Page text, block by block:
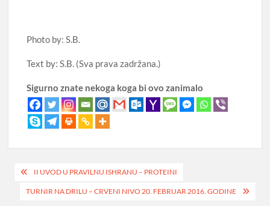
Photo by: S.B.
Text by: S.B. (Sva prava zadržana.)
Sigurno znate nekoga koga bi ovo zanimalo
Post
navigation
II UVOD U PRAVILNU ISHRANU – PROTEINI
TURNIR NA DRILU – CRVENI NIVO 20. FEBRUAR 2016. GODINE